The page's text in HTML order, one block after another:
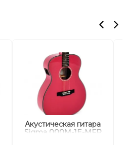
Акустическая гитара
Sigma 000M-1E-MFP